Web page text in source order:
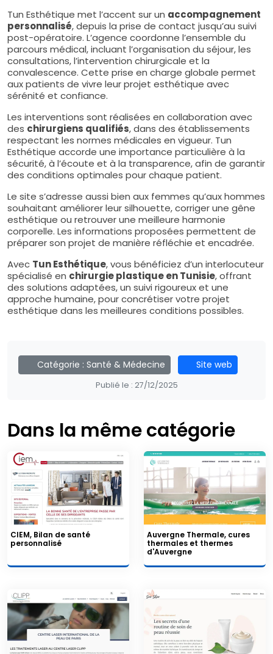
Tun Esthétique met l’accent sur un accompagnement
personnalisé, depuis la prise de contact jusqu’au suivi
post-opératoire. L’agence coordonne l’ensemble du
parcours médical, incluant l’organisation du séjour, les
consultations, l’intervention chirurgicale et la
convalescence. Cette prise en charge globale permet
aux patients de vivre leur projet esthétique avec
sérénité et confiance.
Les interventions sont réalisées en collaboration avec
des chirurgiens qualifiés, dans des établissements
respectant les normes médicales en vigueur. Tun
Esthétique accorde une importance particulière à la
sécurité, à l’écoute et à la transparence, afin de garantir
des conditions optimales pour chaque patient.
Le site s’adresse aussi bien aux femmes qu’aux hommes
souhaitant améliorer leur silhouette, corriger une gêne
esthétique ou retrouver une meilleure harmonie
corporelle. Les informations proposées permettent de
préparer son projet de manière réfléchie et encadrée.
Avec Tun Esthétique, vous bénéficiez d’un interlocuteur
spécialisé en chirurgie plastique en Tunisie, offrant
des solutions adaptées, un suivi rigoureux et une
approche humaine, pour concrétiser votre projet
esthétique dans les meilleures conditions possibles.
Catégorie : Santé & Médecine Site web
Publié le : 27/12/2025
Dans la même catégorie
CIEM, Bilan de santé
personnalisé
Auvergne Thermale, cures
thermales et thermes
d'Auvergne